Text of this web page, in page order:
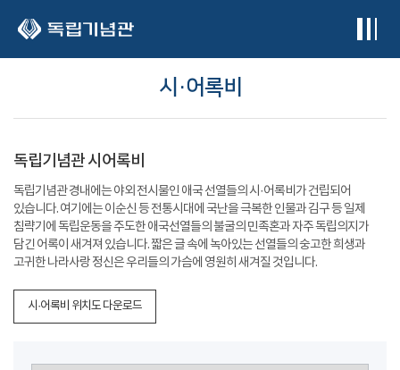
시·어록비
독립기념관 시어록비
독립기념관 경내에는 야외 전시물인 애국 선열들의 시·어록비가 건립되어
있습니다. 여기에는 이순신 등 전통시대에 국난을 극복한 인물과 김구 등 일제
침략기에 독립운동을 주도한 애국선열들의 불굴의 민족혼과 자주 독립의지가
담긴 어록이 새겨져 있습니다. 짧은 글 속에 녹아있는 선열들의 숭고한 희생과
고귀한 나라사랑 정신은 우리들의 가슴에 영원히 새겨질 것입니다.
시·어록비 위치도 다운로드